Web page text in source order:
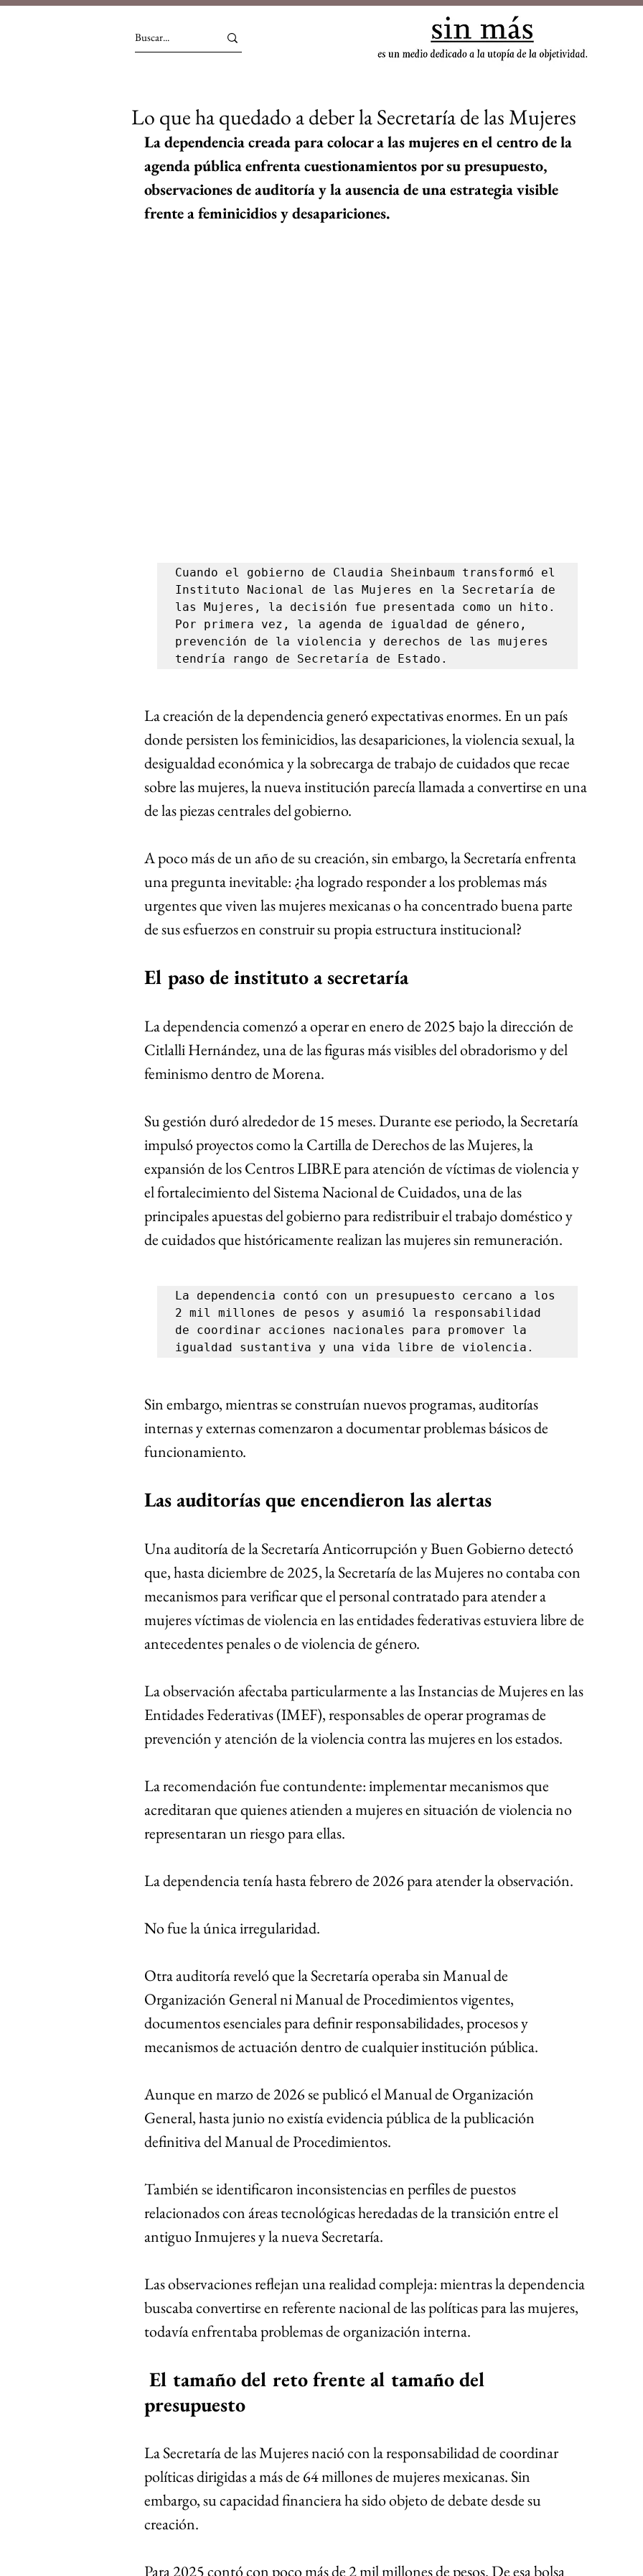
Lo que ha quedado a deber la Secretaría de las Mujeres
La dependencia creada para colocar a las mujeres en el centro de la
agenda pública enfrenta cuestionamientos por su presupuesto,
observaciones de auditoría y la ausencia de una estrategia visible
frente a feminicidios y desapariciones.
Cuando el gobierno de Claudia Sheinbaum transformó el
Instituto Nacional de las Mujeres en la Secretaría de
las Mujeres, la decisión fue presentada como un hito.
Por primera vez, la agenda de igualdad de género,
prevención de la violencia y derechos de las mujeres
tendría rango de Secretaría de Estado.
La creación de la dependencia generó expectativas enormes. En un país
donde persisten los feminicidios, las desapariciones, la violencia sexual, la
desigualdad económica y la sobrecarga de trabajo de cuidados que recae
sobre las mujeres, la nueva institución parecía llamada a convertirse en una
de las piezas centrales del gobierno.
A poco más de un año de su creación, sin embargo, la Secretaría enfrenta
una pregunta inevitable: ¿ha logrado responder a los problemas más
urgentes que viven las mujeres mexicanas o ha concentrado buena parte
de sus esfuerzos en construir su propia estructura institucional?
El paso de instituto a secretaría
La dependencia comenzó a operar en enero de 2025 bajo la dirección de
Citlalli Hernández, una de las figuras más visibles del obradorismo y del
feminismo dentro de Morena.
Su gestión duró alrededor de 15 meses. Durante ese periodo, la Secretaría
impulsó proyectos como la Cartilla de Derechos de las Mujeres, la
expansión de los Centros LIBRE para atención de víctimas de violencia y
el fortalecimiento del Sistema Nacional de Cuidados, una de las
principales apuestas del gobierno para redistribuir el trabajo doméstico y
de cuidados que históricamente realizan las mujeres sin remuneración.
La dependencia contó con un presupuesto cercano a los
2 mil millones de pesos y asumió la responsabilidad
de coordinar acciones nacionales para promover la
igualdad sustantiva y una vida libre de violencia.
Sin embargo, mientras se construían nuevos programas, auditorías
internas y externas comenzaron a documentar problemas básicos de
funcionamiento.
Las auditorías que encendieron las alertas
Una auditoría de la Secretaría Anticorrupción y Buen Gobierno detectó
que, hasta diciembre de 2025, la Secretaría de las Mujeres no contaba con
mecanismos para verificar que el personal contratado para atender a
mujeres víctimas de violencia en las entidades federativas estuviera libre de
antecedentes penales o de violencia de género.
La observación afectaba particularmente a las Instancias de Mujeres en las
Entidades Federativas (IMEF), responsables de operar programas de
prevención y atención de la violencia contra las mujeres en los estados.
La recomendación fue contundente: implementar mecanismos que
acreditaran que quienes atienden a mujeres en situación de violencia no
representaran un riesgo para ellas.
La dependencia tenía hasta febrero de 2026 para atender la observación.
No fue la única irregularidad.
Otra auditoría reveló que la Secretaría operaba sin Manual de
Organización General ni Manual de Procedimientos vigentes,
documentos esenciales para definir responsabilidades, procesos y
mecanismos de actuación dentro de cualquier institución pública.
Aunque en marzo de 2026 se publicó el Manual de Organización
General, hasta junio no existía evidencia pública de la publicación
definitiva del Manual de Procedimientos.
También se identificaron inconsistencias en perfiles de puestos
relacionados con áreas tecnológicas heredadas de la transición entre el
antiguo Inmujeres y la nueva Secretaría.
Las observaciones reflejan una realidad compleja: mientras la dependencia
buscaba convertirse en referente nacional de las políticas para las mujeres,
todavía enfrentaba problemas de organización interna.
presupuesto
La Secretaría de las Mujeres nació con la responsabilidad de coordinar
políticas dirigidas a más de 64 millones de mujeres mexicanas. Sin
embargo, su capacidad financiera ha sido objeto de debate desde su
creación.
Para 2025 contó con poco más de 2 mil millones de pesos. De esa bolsa